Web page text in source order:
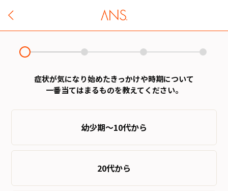
症状が気になり始めたきっかけや時期について
一番当てはまるものを教えてください。
幼少期～10代から
20代から